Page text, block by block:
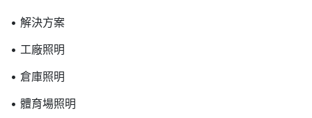
• 解決方案
• 工廠照明
• 倉庫照明
• 體育場照明